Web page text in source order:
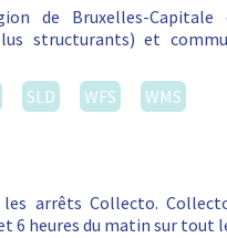
de Bruxelles-
structurants) et
SLD WFS WMS
les arrêts Collecto.
6 heures du matin sur